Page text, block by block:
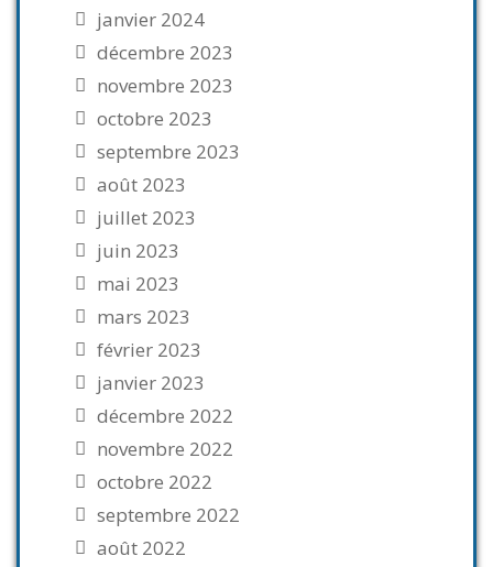
janvier 2024
décembre 2023
novembre 2023
octobre 2023
septembre 2023
août 2023
juillet 2023
juin 2023
mai 2023
mars 2023
février 2023
janvier 2023
décembre 2022
novembre 2022
octobre 2022
septembre 2022
août 2022